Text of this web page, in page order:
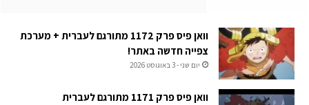
וואן פיס פרק 1172 מתורגם לעברית + מערכת
צפייה חדשה באתר!
יום שני - 3 באוגוסט 2026
וואן פיס פרק 1171 מתורגם לעברית